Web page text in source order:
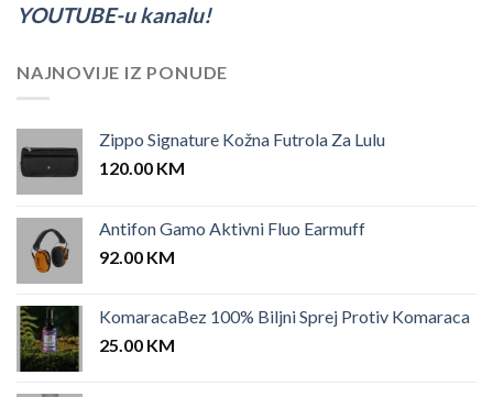
YOUTUBE-u kanalu!
NAJNOVIJE IZ PONUDE
Zippo Signature Kožna Futrola Za Lulu
120.00 KM
Antifon Gamo Aktivni Fluo Earmuff
92.00 KM
KomaracaBez 100% Biljni Sprej Protiv Komaraca
25.00 KM